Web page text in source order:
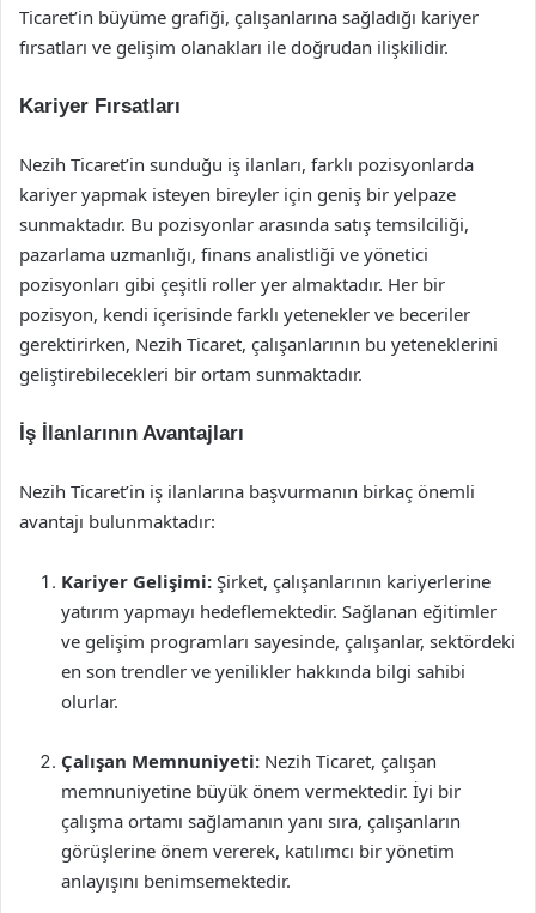
Ticaret’in büyüme grafiği, çalışanlarına sağladığı kariyer
fırsatları ve gelişim olanakları ile doğrudan ilişkilidir.
Kariyer Fırsatları
Nezih Ticaret’in sunduğu iş ilanları, farklı pozisyonlarda
kariyer yapmak isteyen bireyler için geniş bir yelpaze
sunmaktadır. Bu pozisyonlar arasında satış temsilciliği,
pazarlama uzmanlığı, finans analistliği ve yönetici
pozisyonları gibi çeşitli roller yer almaktadır. Her bir
pozisyon, kendi içerisinde farklı yetenekler ve beceriler
gerektirirken, Nezih Ticaret, çalışanlarının bu yeteneklerini
geliştirebilecekleri bir ortam sunmaktadır.
İş İlanlarının Avantajları
Nezih Ticaret’in iş ilanlarına başvurmanın birkaç önemli
avantajı bulunmaktadır:
Kariyer Gelişimi: Şirket, çalışanlarının kariyerlerine
yatırım yapmayı hedeflemektedir. Sağlanan eğitimler
ve gelişim programları sayesinde, çalışanlar, sektördeki
en son trendler ve yenilikler hakkında bilgi sahibi
olurlar.
Çalışan Memnuniyeti: Nezih Ticaret, çalışan
memnuniyetine büyük önem vermektedir. İyi bir
çalışma ortamı sağlamanın yanı sıra, çalışanların
görüşlerine önem vererek, katılımcı bir yönetim
anlayışını benimsemektedir.